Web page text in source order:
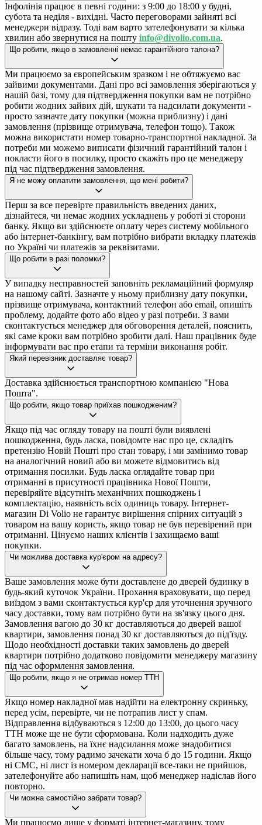
Інфолінія працює в певні години: з 9:00 до 18:00 у будні,
субота та неділя - вихідні. Часто переговорами зайняті всі
менеджери відразу. Тоді вам варто зателефонувати за кілька
хвилин або звернутися на пошту info@divolio.com.ua.
Що робити, якщо в замовленні немає гарантійного талона?
Ми працюємо за європейським зразком і не обтяжуємо вас
зайвими документами. Дані про всі замовлення зберігаються у
нашій базі, тому для підтвердження покупки вам не потрібно
робити жодних зайвих дій, шукати та надсилати документи -
просто зазначте дату покупки (можна приблизну) і дані
замовлення (прізвище отримувача, телефон тощо). Також
можна використати номер товарно-транспортної накладної. За
потреби ми можемо виписати фізичний гарантійний талон і
покласти його в посилку, просто скажіть про це менеджеру
під час підтвердження замовлення.
Я не можу оплатити замовлення, що мені робити?
Перш за все перевірте правильність введених даних,
дізнайтеся, чи немає жодних ускладнень у роботі зі сторони
банку. Якщо ви здійснюєте оплату через систему мобільного
або інтернет-банкінгу, вам потрібно вибрати вкладку платежів
по Україні чи платежів за реквізитами.
Що робити в разі поломки?
У випадку несправностей заповніть рекламаційний формуляр
на нашому сайті. Зазначте у ньому приблизну дату покупки,
прізвище отримувача, контактний телефон або email, опишіть
проблему, додайте фото або відео у разі потреби. З вами
сконтактується менеджер для обговорення деталей, пояснить,
які саме кроки вам потрібно зробити далі. Наш працівник буде
інформувати вас про етапи та терміни виконання робіт.
Який перевізник доставляє товар?
Доставка здійснюється транспортною компанією "Нова
Пошта".
Що робити, якщо товар приїхав пошкодженим?
Якщо під час огляду товару на пошті були виявлені
пошкодження, будь ласка, повідомте нас про це, складіть
претензію Новій Пошті про стан товару, і ми замінимо товар
на аналогічний новий або ви можете відмовитись від
отримання посилки. Будь ласка оглядайте товар при
отриманні в присутності працівника Нової Пошти,
перевіряйте відсутніть механічних пошкоджень і
комплектацію, наявність всіх одиниць товару. Інтернет-
магазин Di Volio не гарантує вирішення спірних ситуацій з
товаром на вашу користь, якщо товар не був перевірений при
отриманні. Цінуємо наших клієнтів і захищаємо ваші
покупки.
Чи можлива доставка кур'єром на адресу?
Ваше замовлення може бути доставлене до дверей будинку в
будь-який куточок України. Прохання враховувати, що перед
виїздом з вами сконтактується кур'єр для уточнення зручного
часу доставки, тому вам потрібно бути на зв'язку цього дня.
Замовлення вагою до 30 кг доставляються до дверей вашої
квартири, замовлення понад 30 кг доставляються до під'їзду.
Щодо необхідності доставки таких замовлень до дверей
квартири потрібно додатково повідомити менеджеру магазину
під час оформлення замовлення.
Що робити, якщо я не отримав номер ТТН
Якщо номер накладної мав надійти на електронну скриньку,
перед усім, перевірте, чи не потрапив лист у спам.
Відправлення відбуваються з 12:00 до 13:00, до цього часу
ТТН може ще не бути сформована. Коли надходить дуже
багато замовлень, на їхнє надсилання може знадобитися
більше часу, тому радимо зачекати хоча б до 15 години. Якщо
ні СМС, ні лист із номером декларації все-таки не прийшов,
зателефонуйте або напишіть нам, щоб менеджер надіслав його
повторно.
Чи можна самостійно забрати товар?
Ми працюємо лише у форматі інтернет-магазину, тому